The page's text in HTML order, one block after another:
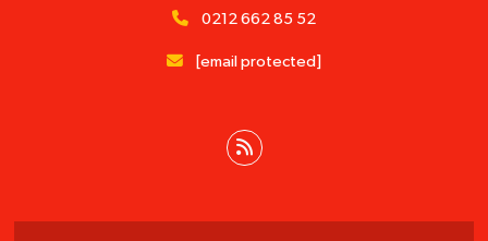
0212 662 85 52
[email protected]